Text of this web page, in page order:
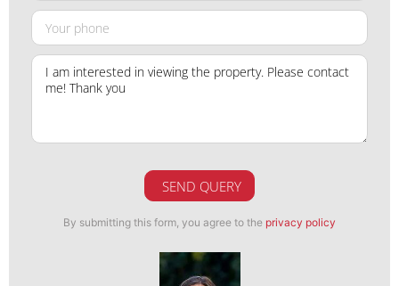
SEND QUERY
By submitting this form, you agree to the privacy policy